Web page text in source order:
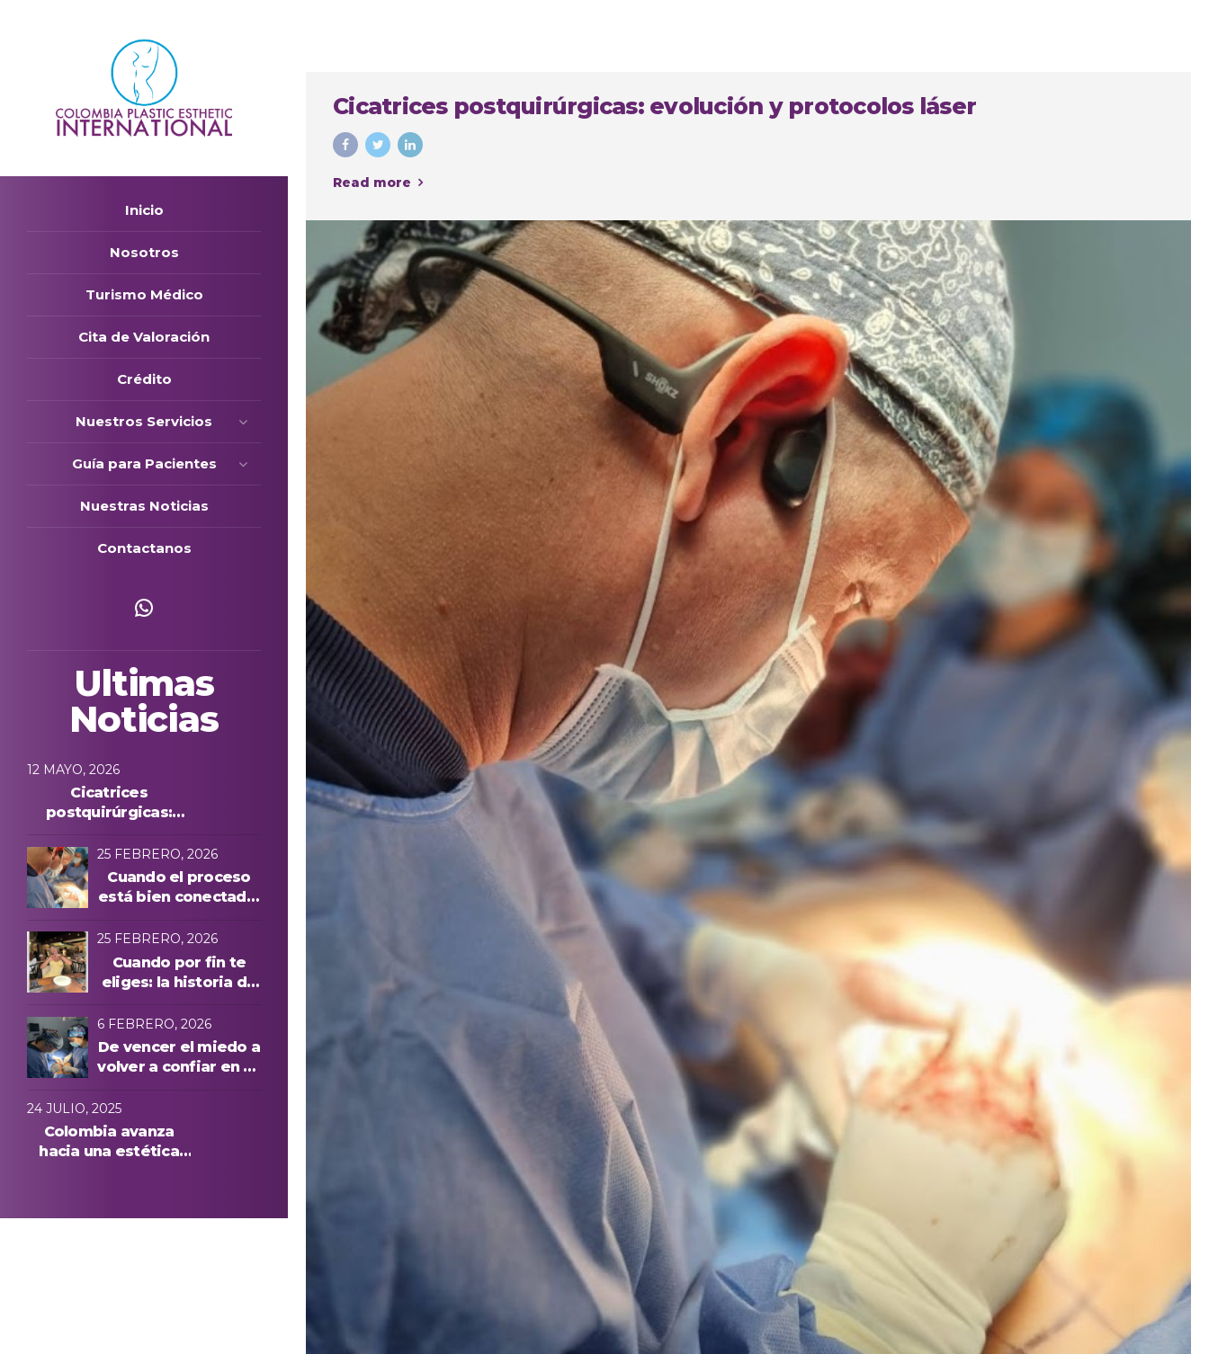
Ultimas
Noticias
12 MAYO, 2026
Cicatrices
postquirúrgicas:
protocolos láser
25 FEBRERO, 2026
Cuando el proceso
está bien conectado,
25 FEBRERO, 2026
Cuando por fin te
eliges: la historia de
experiencia cuidada
de principio a fin
6 FEBRERO, 2026
De vencer el miedo a
volver a confiar en su
internacional en
Medellín
24 JULIO, 2025
Colombia avanza
hacia una estética
Inicio
Nosotros
Turismo Médico
Cita de Valoración
Crédito
Nuestros Servicios
Guía para Pacientes
Nuestras Noticias
Contactanos
Cicatrices postquirúrgicas: evolución y protocolos láser
Read more